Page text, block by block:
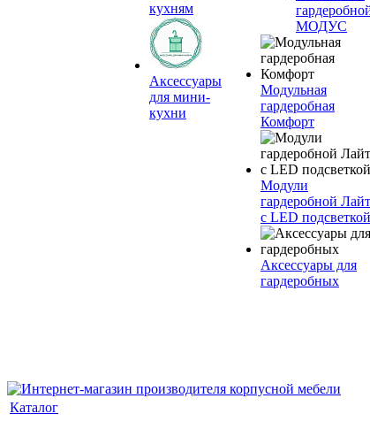
кухням
Аксессуары
для мини-
кухни
МОДУС
Модульная
гардеробная
Комфорт
Модули
гардеробной Лайт
с LED подсветкой
Аксессуары для
гардеробных
Каталог